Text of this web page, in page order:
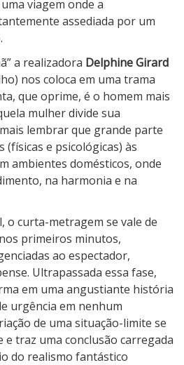
viagem onde a
assediada por um
a realizadora Delphine Girard
nos coloca em uma trama
que oprime, é o homem mais
mulher divide sua
lembrar que grande parte
(físicas e psicológicas) às
ambientes domésticos, onde
na harmonia e na
o curta-metragem se vale de
primeiros minutos,
ao espectador,
Ultrapassada essa fase,
em uma angustiante história
urgência em nenhum
de uma situação-limite se
e traz uma conclusão carregada
do realismo fantástico